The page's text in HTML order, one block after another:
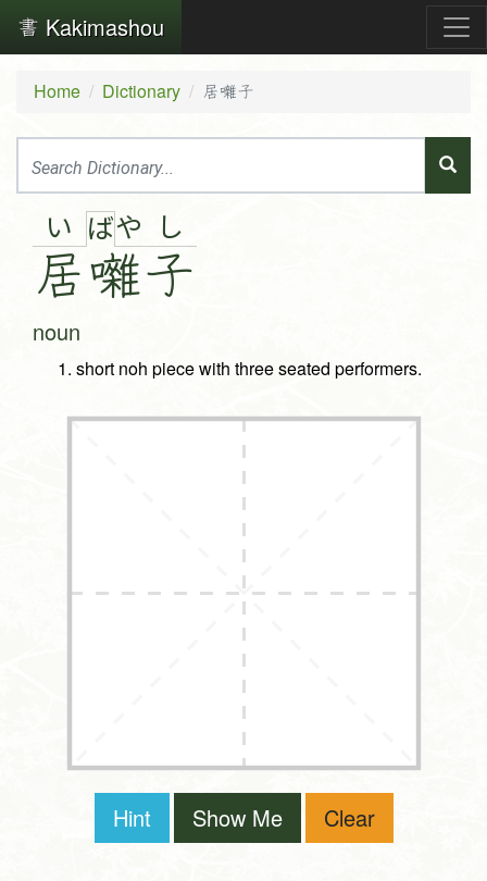
Kakimashou
Home Dictionary 居囃子
い
居
ばや
囃
し
子
noun
short noh piece with three seated performers.
Hint Show Me Clear